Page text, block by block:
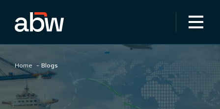
Eigen rijder
Zakelijk
Duurzaamheid
Blogs
Over ons
Home Blogs